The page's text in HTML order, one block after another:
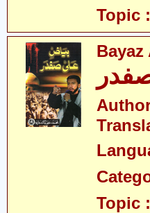
Topic :
Bayaz
Topic :